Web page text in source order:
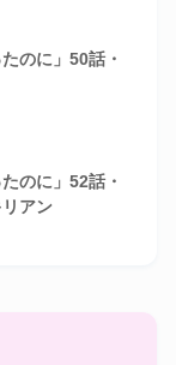
のに」50話・
のに」52話・
アン